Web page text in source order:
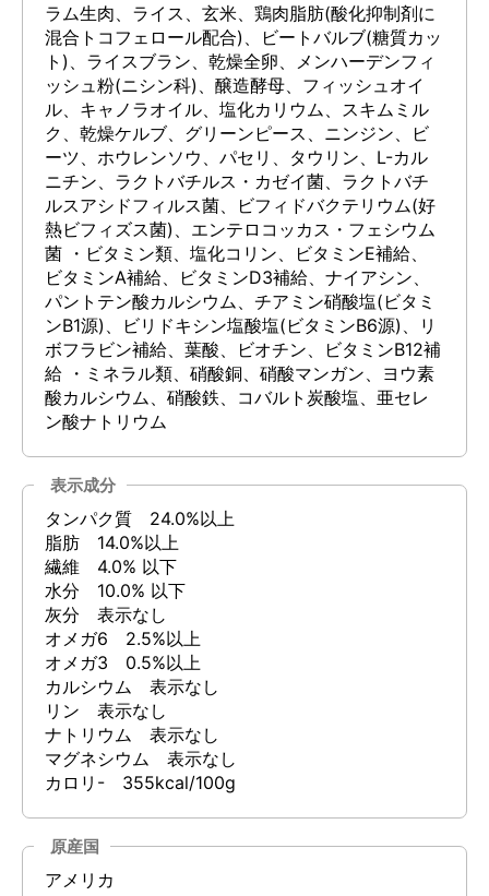
ラム生肉、ライス、玄米、鶏肉脂肪(酸化抑制剤に
混合トコフェロール配合)、ビートバルブ(糖質カッ
ト)、ライスブラン、乾燥全卵、メンハーデンフィ
ッシュ粉(ニシン科)、醸造酵母、フィッシュオイ
ル、キャノラオイル、塩化カリウム、スキムミル
ク、乾燥ケルブ、グリーンピース、ニンジン、ビ
ーツ、ホウレンソウ、パセリ、タウリン、L-カル
ニチン、ラクトバチルス・カゼイ菌、ラクトバチ
ルスアシドフィルス菌、ビフィドバクテリウム(好
熱ビフィズス菌)、エンテロコッカス・フェシウム
菌 ・ビタミン類、塩化コリン、ビタミンE補給、
ビタミンA補給、ビタミンD3補給、ナイアシン、
パントテン酸カルシウム、チアミン硝酸塩(ビタミ
ンB1源)、ビリドキシン塩酸塩(ビタミンB6源)、リ
ボフラビン補給、葉酸、ビオチン、ビタミンB12補
給 ・ミネラル類、硝酸銅、硝酸マンガン、ヨウ素
酸カルシウム、硝酸鉄、コバルト炭酸塩、亜セレ
ン酸ナトリウム
表示成分
タンパク質 24.0%以上
脂肪 14.0%以上
繊維 4.0% 以下
水分 10.0% 以下
灰分 表示なし
オメガ6 2.5%以上
オメガ3 0.5%以上
カルシウム 表示なし
リン 表示なし
ナトリウム 表示なし
マグネシウム 表示なし
カロリ- 355kcal/100g
原産国
アメリカ